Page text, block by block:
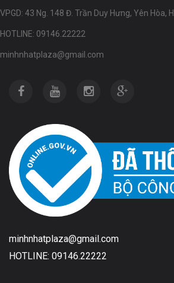
VPGD: 43 Ng. 148 Đ. Trần Duy Hưng, Yên Hòa,
HOTLINE: 09146.22222
minhnhatplaza@gmail.com
minhnhatplaza@gmail.com
HOTLINE: 09146.22222